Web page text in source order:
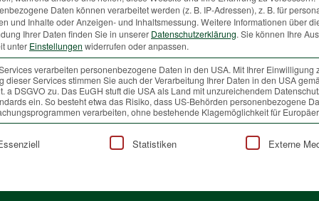
Jahr im selben Gebiet stattfindet.
wie Wanderer, Mountainbiker oder Schneeschuhwanderer ist
Wildtiere beobachten beziehungsweise die Natur im Gesamten,
und erleben, müssen Störungen abseits der Wege und Routen
mit kritischen Blicken beobachtet, darf selbst nicht darauf
Daten können verarbeitet werden (z. B. IP-Adressen), z. B. für
und Inhalte oder Anzeigen- und Inhaltsmessung. Weitere Informationen über
Ihrer Daten finden Sie in unserer Datenschutzerklärung. Sie können Ihre
unter Einstellungen widerrufen oder anpassen.
verarbeiten personenbezogene Daten in den USA. Mit Ihrer Einwilligung
dieser Services stimmen Sie auch der Verarbeitung Ihrer Daten in den USA
a DSGVO zu. Das EuGH stuft die USA als Land mit unzureichendem
ein. So besteht etwa das Risiko, dass US-Behörden personenbezogene
verarbeiten, ohne bestehende Klagemöglichkeit für Europäer.
eine Liste der Service-Gruppen, für die eine
Statistiken Externe